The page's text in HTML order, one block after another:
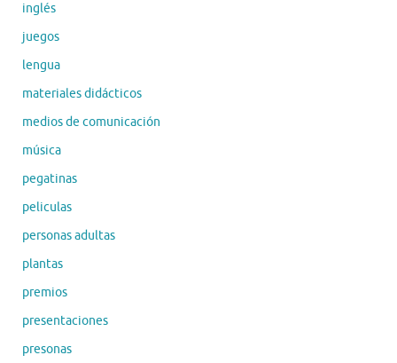
inglés
juegos
lengua
materiales didácticos
medios de comunicación
música
pegatinas
peliculas
personas adultas
plantas
premios
presentaciones
presonas